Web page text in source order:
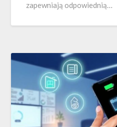
zapewniają odpowiednią…